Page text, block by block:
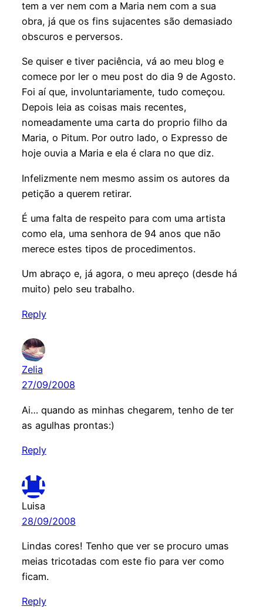
tem a ver nem com a Maria nem com a sua
obra, já que os fins sujacentes são demasiado
obscuros e perversos.
Se quiser e tiver paciência, vá ao meu blog e
comece por ler o meu post do dia 9 de Agosto.
Foi aí que, involuntariamente, tudo começou.
Depois leia as coisas mais recentes,
nomeadamente uma carta do proprio filho da
Maria, o Pitum. Por outro lado, o Expresso de
hoje ouvia a Maria e ela é clara no que diz.
Infelizmente nem mesmo assim os autores da
petição a querem retirar.
É uma falta de respeito para com uma artista
como ela, uma senhora de 94 anos que não
merece estes tipos de procedimentos.
Um abraço e, já agora, o meu apreço (desde há
muito) pelo seu trabalho.
Reply
Zelia
27/09/2008
Ai… quando as minhas chegarem, tenho de ter
as agulhas prontas:)
Reply
Luisa
28/09/2008
Lindas cores! Tenho que ver se procuro umas
meias tricotadas com este fio para ver como
ficam.
Reply